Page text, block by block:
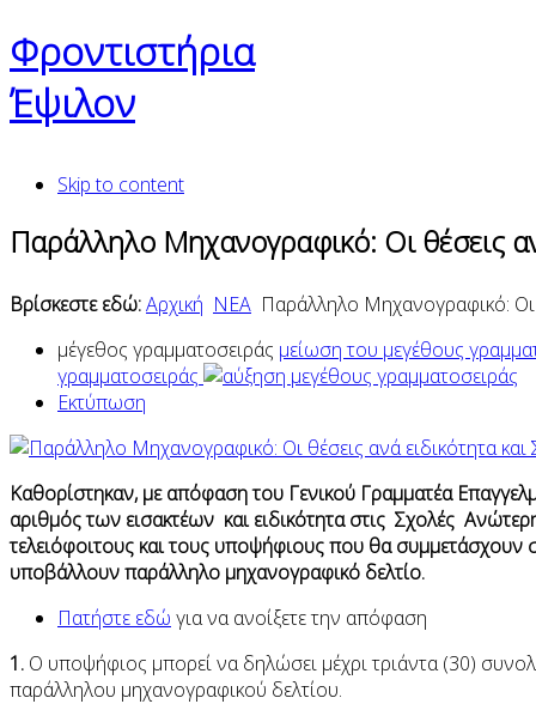
Φροντιστήρια
Έψιλον
Skip to content
Παράλληλο Μηχανογραφικό: Οι θέσεις
Βρίσκεστε εδώ:Αρχική ΝΕΑ Παράλληλο Μηχανογραφικό: Οι
μέγεθος γραμματοσειράς μείωση του μεγέθους
γραμματοσειράς
Εκτύπωση
Καθορίστηκαν, με απόφαση του Γενικού Γραμματέα
αριθμός των εισακτέων και ειδικότητα στις Σχολές
τελειόφοιτους και τους υποψήφιους που θα συμμετάσχουν
υποβάλλουν παράλληλο μηχανογραφικό δελτίο.
Πατήστε εδώ για να ανοίξετε την απόφαση
1. Ο υποψήφιος μπορεί να δηλώσει μέχρι τριάντα (30)
παράλληλου μηχανογραφικού δελτίου.